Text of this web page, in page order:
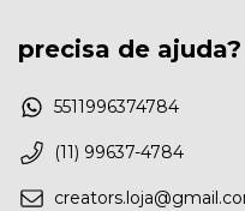
precisa de ajuda?
5511996374784
(11) 99637-4784